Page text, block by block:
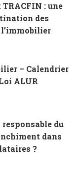
: une
des
– Calendrier
ALUR
du
dans
?